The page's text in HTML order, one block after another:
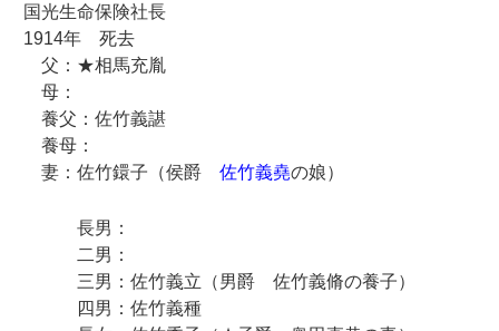
国光生命保険社長
1914年 死去
父：★相馬充胤
母：
養父：佐竹義諶
養母：
妻：佐竹鐶子（侯爵 佐竹義堯の娘）
長男：
二男：
三男：佐竹義立（男爵 佐竹義脩の養子）
四男：佐竹義種